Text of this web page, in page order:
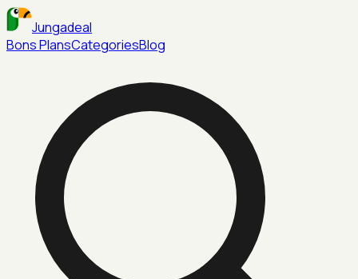
Jungadeal
Bons PlansCategoriesBlog